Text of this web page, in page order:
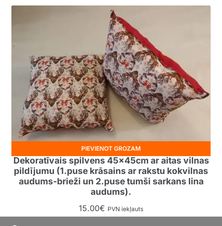
Dekoratīvais spilvens 45x45cm ar aitas vilnas
pildījumu (1.puse krāsains ar rakstu kokvilnas
audums-brieži un 2.puse tumši sarkans lina
audums).
15.00€ PVN iekļauts
PIEVIENOT GROZAM